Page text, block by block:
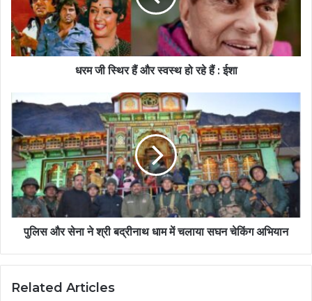
धरम जी स्थिर हैं और स्वस्थ हो रहे हैं : ईशा
पुलिस और सेना ने श्री बद्रीनाथ धाम में चलाया सघन चेकिंग अभियान
Related Articles